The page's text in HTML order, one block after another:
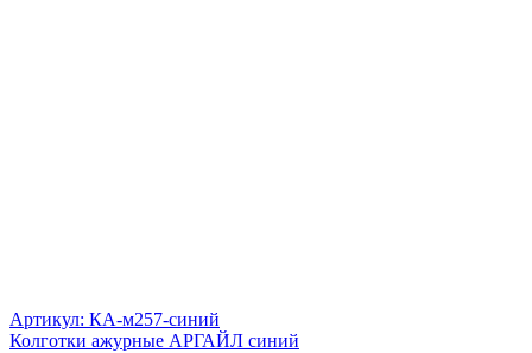
Артикул: КА-м257-синий
Колготки ажурные АРГАЙЛ синий